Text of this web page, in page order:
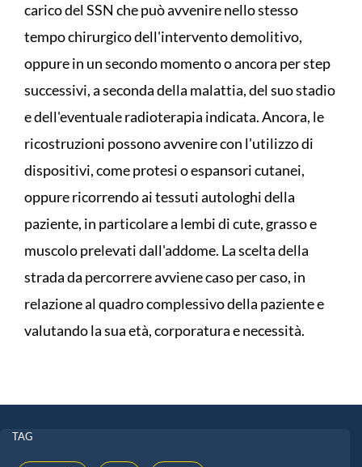
carico del SSN che può avvenire nello stesso
tempo chirurgico dell'intervento demolitivo,
oppure in un secondo momento o ancora per step
successivi, a seconda della malattia, del suo stadio
e dell'eventuale radioterapia indicata. Ancora, le
ricostruzioni possono avvenire con l'utilizzo di
dispositivi, come protesi o espansori cutanei,
oppure ricorrendo ai tessuti autologhi della
paziente, in particolare a lembi di cute, grasso e
muscolo prelevati dall'addome. La scelta della
strada da percorrere avviene caso per caso, in
relazione al quadro complessivo della paziente e
valutando la sua età, corporatura e necessità.
TAG